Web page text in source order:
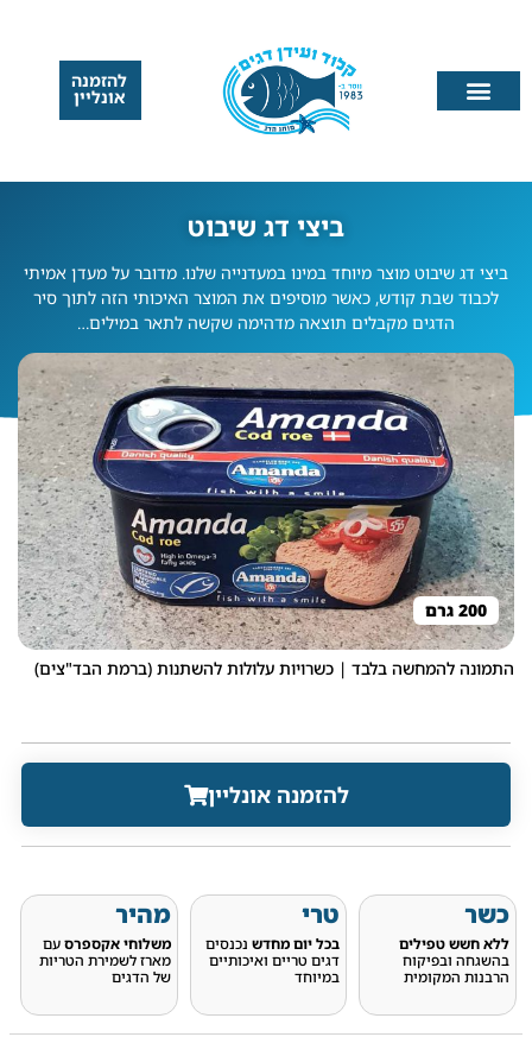
להזמנה
אונליין
ביצי דג שיבוט
ביצי דג שיבוט מוצר מיוחד במינו במעדנייה שלנו. מדובר על מעדן אמיתי
לכבוד שבת קודש, כאשר מוסיפים את המוצר האיכותי הזה לתוך סיר
הדגים מקבלים תוצאה מדהימה שקשה לתאר במילים…
התמונה להמחשה בלבד | כשרויות עלולות להשתנות (ברמת הבד"צים)
200 גרם
להזמנה אונליין
כשר
ללא חשש טפילים
בהשגחה ובפיקוח
הרבנות המקומית
טרי
בכל יום מחדשנכנסים
דגים טריים ואיכותיים
במיוחד
מהיר
משלוחי אקספרסעם
מארז לשמירת הטריות
של הדגים